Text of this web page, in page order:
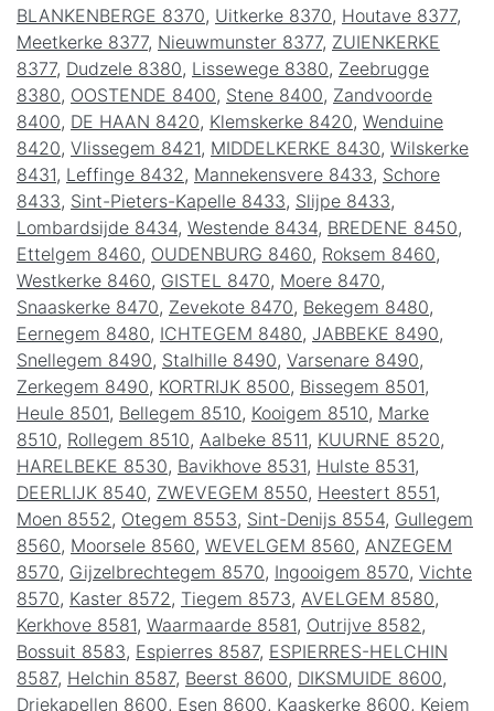
BLANKENBERGE 8370, Uitkerke 8370, Houtave 8377,
Meetkerke 8377, Nieuwmunster 8377, ZUIENKERKE
8377, Dudzele 8380, Lissewege 8380, Zeebrugge
8380, OOSTENDE 8400, Stene 8400, Zandvoorde
8400, DE HAAN 8420, Klemskerke 8420, Wenduine
8420, Vlissegem 8421, MIDDELKERKE 8430, Wilskerke
8431, Leffinge 8432 , Mannekensvere 8433, Schore
8433, Sint-Pieters-Kapelle 8433, Slijpe 8433,
Lombardsijde 8434, Westende 8434, BREDENE 8450,
Ettelgem 8460, OUDENBURG 8460, Roksem 8460,
Westkerke 8460, GISTEL 8470, Moere 8470,
Snaaskerke 8470, Zevekote 8470, Bekegem 8480,
Eernegem 8480, ICHTEGEM 8480, JABBEKE 8490,
Snellegem 8490, Stalhille 8490, Varsenare 8490,
Zerkegem 8490, KORTRIJK 8500, Bissegem 8501,
Heule 8501, Bellegem 8510, Kooigem 8510, Marke
8510, Rollegem 8510, Aalbeke 8511, KUURNE 8520,
HARELBEKE 8530, Bavikhove 8531, Hulste 8531,
DEERLIJK 8540, ZWEVEGEM 8550, Heestert 8551,
Moen 8552 , Otegem 8553, Sint-Denijs 8554, Gullegem
8560, Moorsele 8560, WEVELGEM 8560, ANZEGEM
8570, Gijzelbrechtegem 8570, Ingooigem 8570, Vichte
8570, Kaster 8572 , Tiegem 8573, AVELGEM 8580,
Kerkhove 8581, Waarmaarde 8581, Outrijve 8582 ,
Bossuit 8583, Espierres 8587, ESPIERRES-HELCHIN
8587, Helchin 8587, Beerst 8600, DIKSMUIDE 8600,
Driekapellen 8600, Esen 8600, Kaaskerke 8600, Keiem